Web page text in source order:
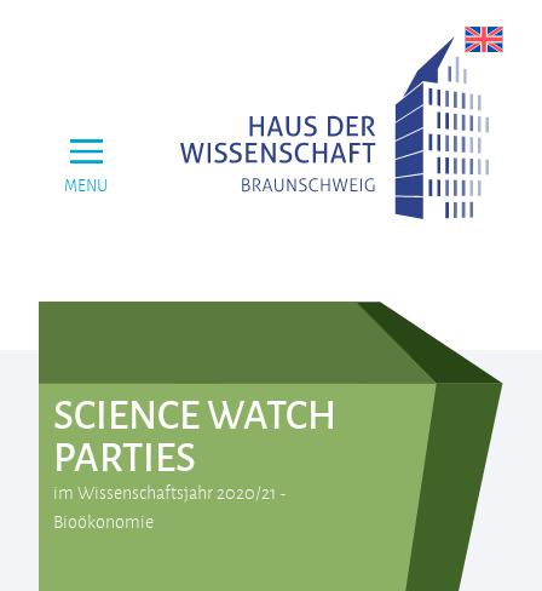
MENU
SCIENCE WATCH
PARTIES
im Wissenschaftsjahr 2020/21 -
Bioökonomie